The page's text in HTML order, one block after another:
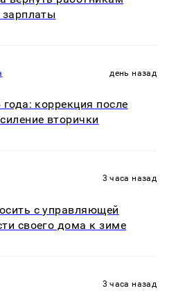
день назад
коррекция после
вторички
3 часа назад
с управляющей
своего дома к зиме
3 часа назад